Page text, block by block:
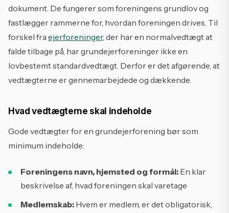
dokument. De fungerer som foreningens grundlov og
fastlægger rammerne for, hvordan foreningen drives. Til
forskel fraejerforeninger, der har en normalvedtægt at
falde tilbage på, har grundejerforeninger ikke en
lovbestemt standardvedtægt. Derfor er det afgørende, at
vedtægterne er gennemarbejdede og dækkende.
Hvad vedtægterne skal indeholde
Gode vedtægter for en grundejerforening bør som
minimum indeholde:
Foreningens navn, hjemsted og formål: En klar
beskrivelse af, hvad foreningen skal varetage
Medlemskab: Hvem er medlem, er det obligatorisk,